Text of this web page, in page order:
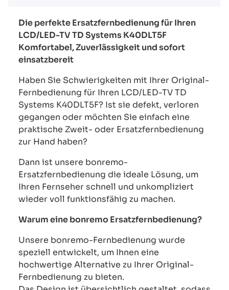
Die perfekte Ersatzfernbedienung für Ihren
LCD/LED-TV TD Systems K40DLT5F
Komfortabel, Zuverlässigkeit und sofort
einsatzbereit
Haben Sie Schwierigkeiten mit Ihrer Original-
Fernbedienung für Ihren LCD/LED-TV TD
Systems K40DLT5F? Ist sie defekt, verloren
gegangen oder möchten Sie einfach eine
praktische Zweit- oder Ersatzfernbedienung
zur Hand haben?
Dann ist unsere bonremo-
Ersatzfernbedienung die ideale Lösung, um
Ihren Fernseher schnell und unkompliziert
wieder voll funktionsfähig zu machen.
Warum eine bonremo Ersatzfernbedienung?
Unsere bonremo-Fernbedienung wurde
speziell entwickelt, um Ihnen eine
hochwertige Alternative zu Ihrer Original-
Fernbedienung zu bieten.